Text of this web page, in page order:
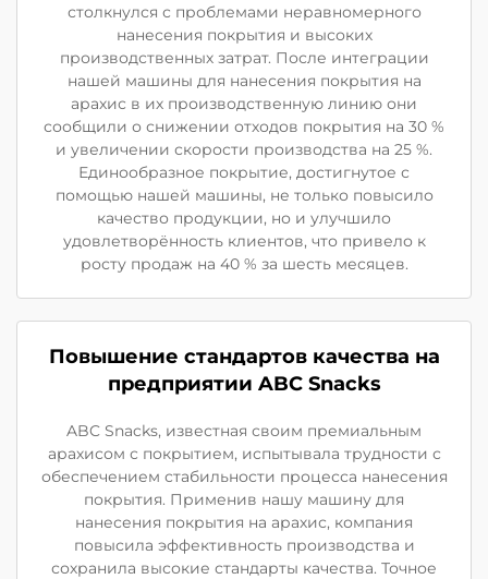
столкнулся с проблемами неравномерного
нанесения покрытия и высоких
производственных затрат. После интеграции
нашей машины для нанесения покрытия на
арахис в их производственную линию они
сообщили о снижении отходов покрытия на 30 %
и увеличении скорости производства на 25 %.
Единообразное покрытие, достигнутое с
помощью нашей машины, не только повысило
качество продукции, но и улучшило
удовлетворённость клиентов, что привело к
росту продаж на 40 % за шесть месяцев.
Повышение стандартов качества на
предприятии ABC Snacks
ABC Snacks, известная своим премиальным
арахисом с покрытием, испытывала трудности с
обеспечением стабильности процесса нанесения
покрытия. Применив нашу машину для
нанесения покрытия на арахис, компания
повысила эффективность производства и
сохранила высокие стандарты качества. Точное